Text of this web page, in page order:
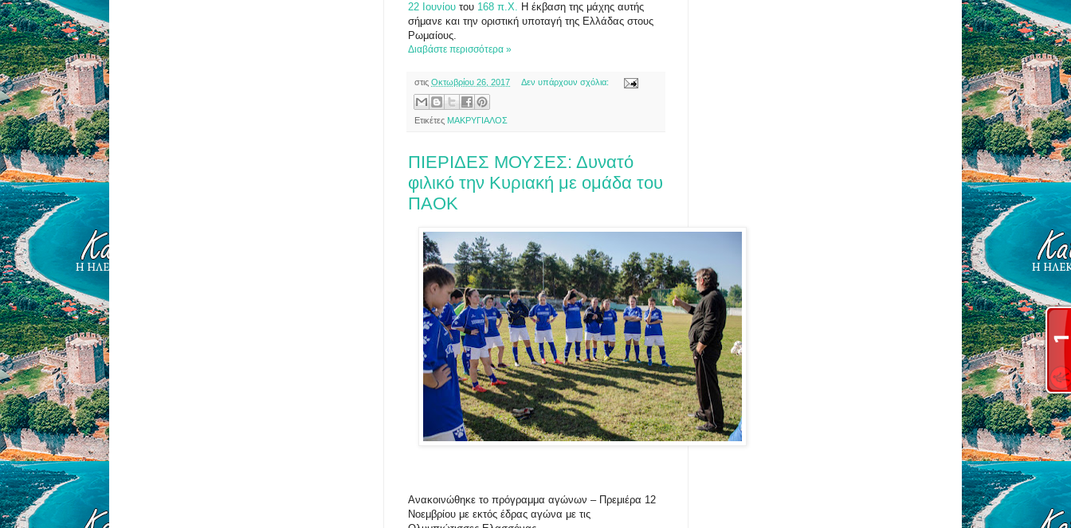
22 Ιουνίου του 168 π.Χ. Η έκβαση της μάχης αυτής
σήμανε και την οριστική υποταγή της Ελλάδας στους
Ρωμαίους.
Διαβάστε περισσότερα »
στις Οκτωβρίου 26, 2017 Δεν υπάρχουν σχόλια:
Ετικέτες ΜΑΚΡΥΓΙΑΛΟΣ
ΠΙΕΡΙΔΕΣ ΜΟΥΣΕΣ: Δυνατό
φιλικό την Κυριακή με ομάδα του
ΠΑΟΚ
Ανακοινώθηκε το πρόγραμμα αγώνων – Πρεμιέρα 12
Νοεμβρίου με εκτός έδρας αγώνα με τις